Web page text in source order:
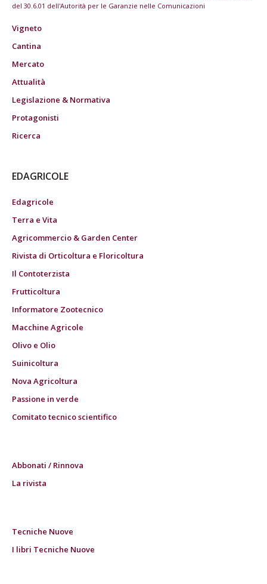
del 30.6.01 dell'Autorità per le Garanzie nelle Comunicazioni
Vigneto
Cantina
Mercato
Attualità
Legislazione & Normativa
Protagonisti
Ricerca
EDAGRICOLE
Edagricole
Terra e Vita
Agricommercio & Garden Center
Rivista di Orticoltura e Floricoltura
Il Contoterzista
Frutticoltura
Informatore Zootecnico
Macchine Agricole
Olivo e Olio
Suinicoltura
Nova Agricoltura
Passione in verde
Comitato tecnico scientifico
Abbonati / Rinnova
La rivista
Tecniche Nuove
I libri Tecniche Nuove